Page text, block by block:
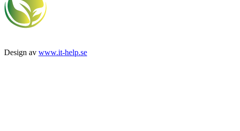
Design av www.it-help.se